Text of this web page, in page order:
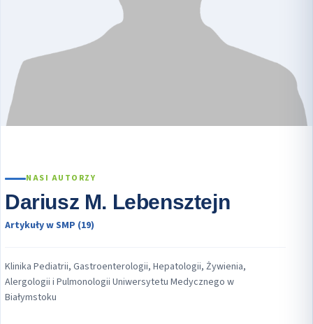
NASI AUTORZY
Dariusz M. Lebensztejn
Artykuły w SMP (19)
Klinika Pediatrii, Gastroenterologii, Hepatologii, Żywienia,
Alergologii i Pulmonologii Uniwersytetu Medycznego w
Białymstoku